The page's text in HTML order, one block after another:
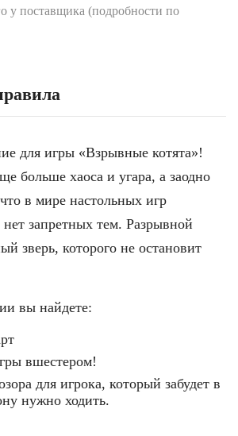
у поставщика (подробности по
для игры «Взрывные котята»!
больше хаоса и угара, а заодно
в мире настольных игр
запретных тем. Разрывной
зверь, которого не остановит
вы найдете:
вшестером!
для игрока, который забудет в
нужно ходить.